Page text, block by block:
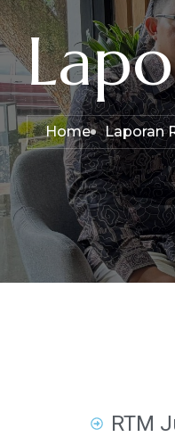
Home Laporan
RTM